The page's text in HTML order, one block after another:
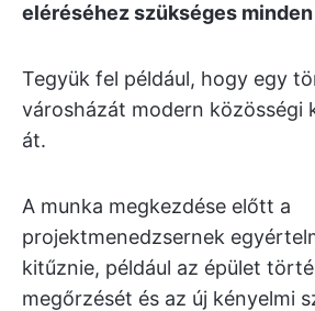
eléréséhez szükséges
Tegyük fel például, hogy egy
városházát modern közösségi
át.
A munka megkezdése előtt a
projektmenedzsernek
kitűznie, például az épület
megőrzését és az új kényelmi